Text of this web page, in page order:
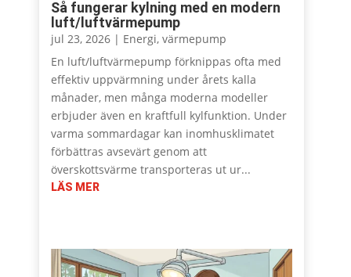
Så fungerar kylning med en modern
luft/luftvärmepump
jul 23, 2026| Energi, värmepump
En luft/luftvärmepump förknippas ofta med
effektiv uppvärmning under årets kalla
månader, men många moderna modeller
erbjuder även en kraftfull kylfunktion. Under
varma sommardagar kan inomhusklimatet
förbättras avsevärt genom att
överskottsvärme transporteras ut ur...
LÄS MER